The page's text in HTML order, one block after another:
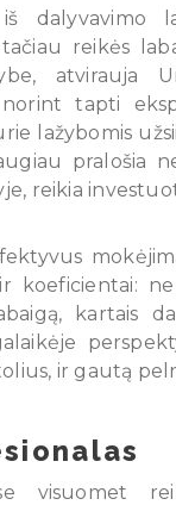
dalyvavimo
reikės
atvirauja
norint tapti
lažybomis
pralošia
reikia
koeficientai:
kartais
ir gautą
visuomet